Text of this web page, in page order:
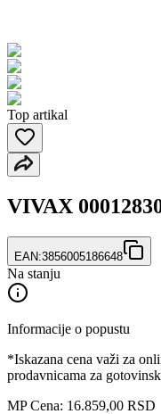
Top artikal
VIVAX
EAN:3856005186648
Na stanju
Informacije o popustu
*Iskazana cena važi za
prodavnicama za
MP Cena: 16.859,00 RSD